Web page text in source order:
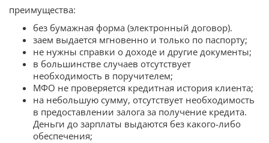
преимущества:
без бумажная форма (электронный договор).
заем выдается мгновенно и только по паспорту;
не нужны справки о доходе и другие документы;
в большинстве случаев отсутствует
необходимость в поручителем;
МФО не проверяется кредитная история клиента;
на небольшую сумму, отсутствует необходимость
в предоставлении залога за получение кредита.
Деньги до зарплаты выдаются без какого-либо
обеспечения;